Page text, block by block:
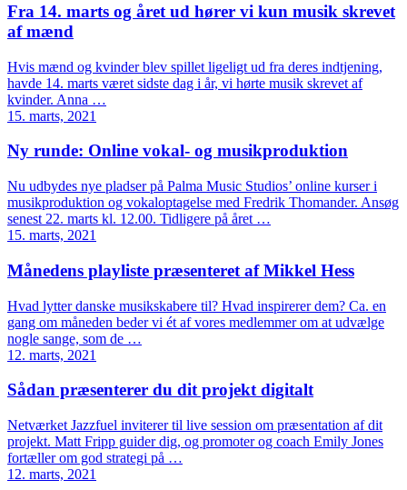
Fra 14. marts og året ud hører vi kun musik skrevet
af mænd
Hvis mænd og kvinder blev spillet ligeligt ud fra deres indtjening,
havde 14. marts været sidste dag i år, vi hørte musik skrevet af
kvinder. Anna …
15. marts, 2021
Ny runde: Online vokal- og musikproduktion
Nu udbydes nye pladser på Palma Music Studios’ online kurser i
musikproduktion og vokaloptagelse med Fredrik Thomander. Ansøg
senest 22. marts kl. 12.00. Tidligere på året …
15. marts, 2021
Månedens playliste præsenteret af Mikkel Hess
Hvad lytter danske musikskabere til? Hvad inspirerer dem? Ca. en
gang om måneden beder vi ét af vores medlemmer om at udvælge
nogle sange, som de …
12. marts, 2021
Sådan præsenterer du dit projekt digitalt
Netværket Jazzfuel inviterer til live session om præsentation af dit
projekt. Matt Fripp guider dig, og promoter og coach Emily Jones
fortæller om god strategi på …
12. marts, 2021